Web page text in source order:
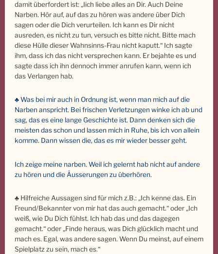
damit überfordert ist: „Iich liebe alles an Dir. Auch Deine
Narben. Hör auf, auf das zu hören was andere über Dich
sagen oder die Dich verurteilen. Ich kann es Dir nicht
ausreden, es nicht zu tun, versuch es bitte nicht. Bitte mach
diese Hülle dieser Wahnsinns-Frau nicht kaputt.“ Ich sagte
ihm, dass ich das nicht versprechen kann. Er bejahte es und
sagte dass ich ihn dennoch immer anrufen kann, wenn ich
das Verlangen hab.
♣ Was bei mir auch in Ordnung ist, wenn man mich auf die
Narben anspricht. Bei frischen Verletzungen winke ich ab und
sag, das es eine lange Geschichte ist. Dann denken sich die
meisten das schon und lassen mich in Ruhe, bis ich von allein
komme. Dann wissen die, das es mir wieder besser geht.
Ich zeige meine narben. Weil ich gelernt hab nicht auf andere
zu hören und die Äusserungen zu überhören.
♣ Hilfreiche Aussagen sind für mich z.B.: „Ich kenne das. Ein
Freund/Bekannter von mir hat das auch gemacht.“ oder „Ich
weiß, wie Du Dich fühlst. Ich hab das und das dagegen
gemacht.“ oder „Finde heraus, was Dich glücklich macht und
mach es. Egal, was andere sagen. Wenn Du meinst, auf einem
Spielplatz zu sein, mach es.“